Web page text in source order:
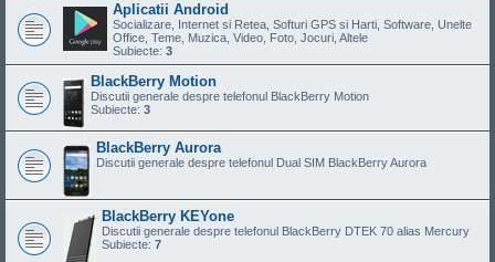
Aplicatii Android
Socializare, Internet si Retea, Softuri GPS si Harti, Software, Unelte
Office, Teme, Muzica, Video, Foto, Jocuri, Altele
Subiecte: 3
BlackBerry Motion
Discutii generale despre telefonul BlackBerry Motion
Subiecte: 3
BlackBerry Aurora
Discutii generale despre telefonul Dual SIM BlackBerry Aurora
BlackBerry KEYone
Discutii generale despre telefonul BlackBerry DTEK 70 alias Mercury
Subiecte: 7